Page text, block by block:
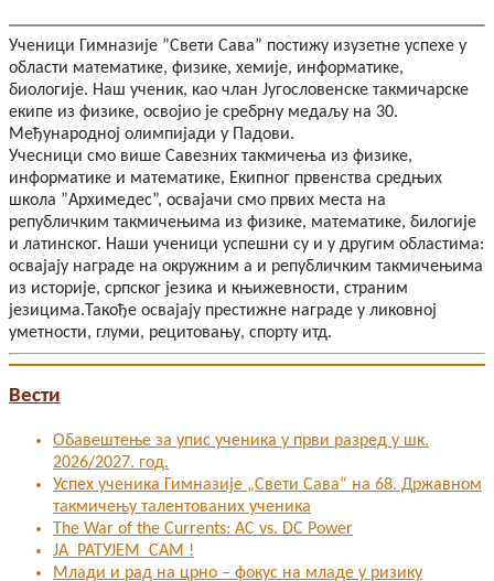
Ученици Гимназије ”Свети Сава” постижу изузетне успехе у
области математике, физике, хемије, информатике,
биологије. Наш ученик, као члан Југословенске такмичарске
екипе из физике, освојио је сребрну медаљу на 30.
Међународној олимпијади у Падови.
Учесници смо више Савезних такмичења из физике,
информатике и математике, Екипног првенства средњих
школа ”Архимедес”, освајачи смо првих места на
републичким такмичењима из физике, математике, билогије
и латинског. Наши ученици успешни су и у другим областима:
освајају награде на окружним а и републичким такмичењима
из историје, српског језика и књижевности, страним
језицима.Такође освајају престижне награде у ликовној
уметности, глуми, рецитовању, спорту итд.
Вести
Обавештење за упис ученика у први разред у шк.
2026/2027. год.
Успех ученика Гимназије „Свети Сава“ на 68. Државном
такмичењу талентованих ученика
The War of the Currents: AC vs. DC Power
ЈА РАТУЈЕМ САМ !
Млади и рад на црно – фокус на младе у ризику